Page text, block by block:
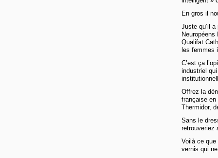
En gros il
Juste qu’il
Qualifat
les femmes
C’est ça
industriel
Offrez la
française
Thermidor,
Sans le
retrouveriez
Voilà ce
vernis qui